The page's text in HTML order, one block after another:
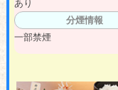
あり
分煙情報
一部禁煙